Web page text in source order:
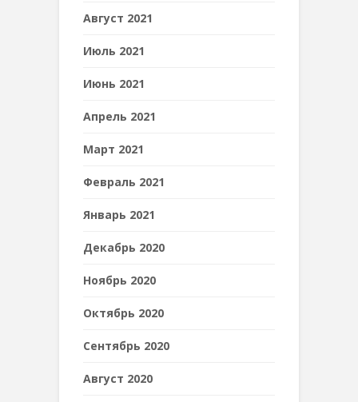
Август 2021
Июль 2021
Июнь 2021
Апрель 2021
Март 2021
Февраль 2021
Январь 2021
Декабрь 2020
Ноябрь 2020
Октябрь 2020
Сентябрь 2020
Август 2020